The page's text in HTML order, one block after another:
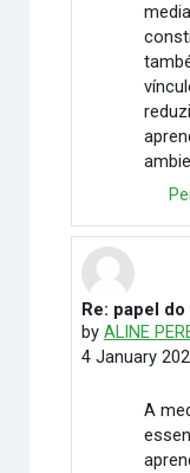
In reply to
Re: papel
by ALINE
4 January
A